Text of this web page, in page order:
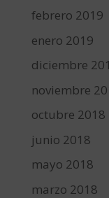
febrero 2019
enero 2019
diciembre
noviembre
octubre 2018
junio 2018
mayo 2018
marzo 2018